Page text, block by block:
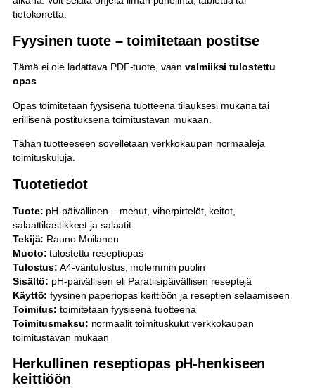
tietokonetta.
Fyysinen tuote – toimitetaan postitse
Tämä ei ole ladattava PDF-tuote, vaanvalmiiksi tulostettu
opas.
Opas toimitetaan fyysisenä tuotteena tilauksesi mukana tai
erillisenä postituksena toimitustavan mukaan.
Tähän tuotteeseen sovelletaan verkkokaupan normaaleja
toimituskuluja.
Tuotetiedot
Tuote: pH-päivällinen – mehut, viherpirtelöt, keitot,
salaattikastikkeet ja salaatit
Tekijä: Rauno Moilanen
Muoto: tulostettu reseptiopas
Tulostus: A4-väritulostus, molemmin puolin
Sisältö: pH-päivällisen eli Paratiisipäivällisen reseptejä
Käyttö: fyysinen paperiopas keittiöön ja reseptien selaamiseen
Toimitus: toimitetaan fyysisenä tuotteena
Toimitusmaksu: normaalit toimituskulut verkkokaupan
toimitustavan mukaan
Herkullinen reseptiopas pH-henkiseen
keittiöön